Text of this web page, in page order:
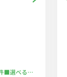
■選べる